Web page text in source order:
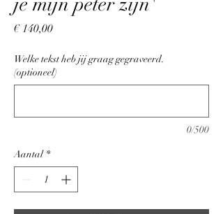
€ 140,00Prijs
Welke tekst heb jij graag gegraveerd.
(optioneel)
0/500
Aantal *